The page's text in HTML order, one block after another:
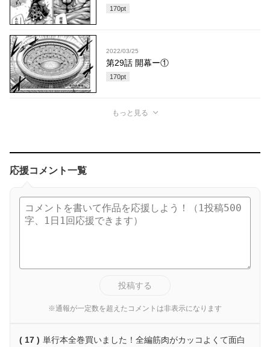
170pt
2022/03/25
第29話 開幕ー①
170pt
もっと見る
応援コメント一覧
投稿する
※通報が一定数を超えたコメントは非表示になります
( 17 ) 単行本全巻買いました！全編筋肉がカッコよくて面白